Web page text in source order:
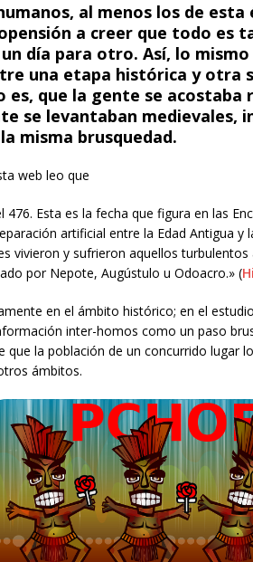
al menos los de esta
a creer que todo es
día para otro. Así, lo
una etapa histórica y otra
es, que la gente se acostaba
se levantaban medievales,
misma brusquedad.
web leo que
476. Esta es la fecha que figura en las
artificial entre la Edad Antigua y
vivieron y sufrieron aquellos
por Nepote, Augústulo u Odoacro.» (
en el ámbito histórico; en el estudio
inter-homos como un paso
la población de un concurrido lugar
ámbitos.